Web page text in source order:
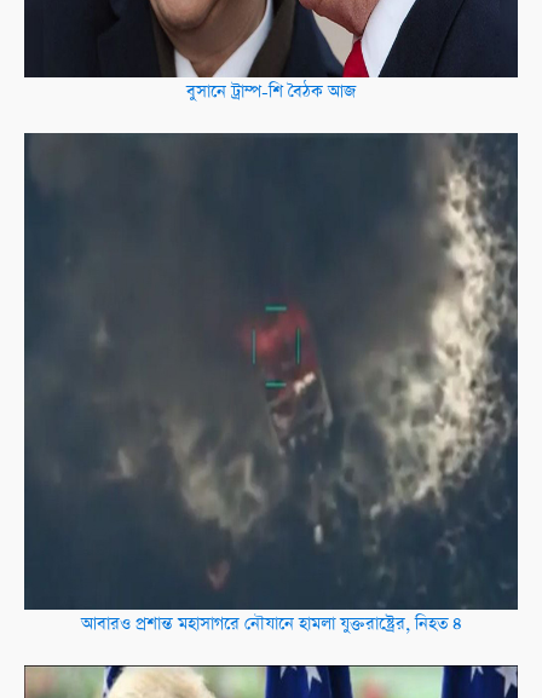
বুসানে ট্রাম্প-শি বৈঠক আজ
আবারও প্রশান্ত মহাসাগরে নৌযানে হামলা যুক্তরাষ্ট্রের, নিহত ৪